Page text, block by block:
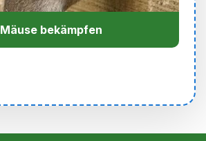
Mäuse bekämpfen